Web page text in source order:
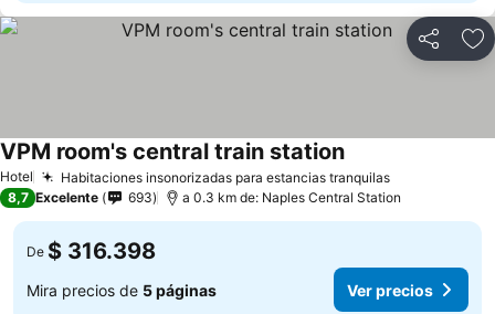
Compartir
Hotel Habitaciones insonorizadas para estancias tranquilasVer precios
VPM room's central train stationVer precios
8,7 Excelente 693 a 0.3 km de: Naples Central Station
De $ 316.398
Mira precios de 5 páginas Ver precios